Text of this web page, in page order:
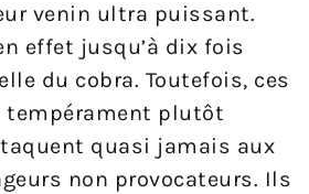
venin ultra puissant.
effet jusqu’à dix fois
du cobra. Toutefois, ces
tempérament plutôt
quasi jamais aux
non provocateurs. Ils